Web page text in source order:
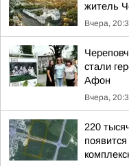
житель
Вчера,
стали
Афон
Вчера,
220